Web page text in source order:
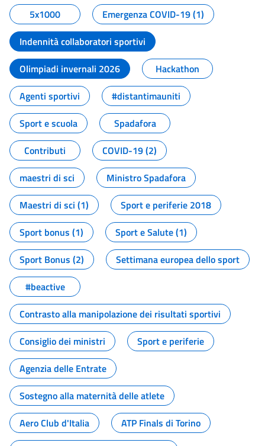
5x1000
Emergenza COVID-19 (1)
Indennità collaboratori sportivi
Olimpiadi invernali 2026
Hackathon
Agenti sportivi
#distantimauniti
Sport e scuola
Spadafora
Contributi
COVID-19 (2)
maestri di sci
Ministro Spadafora
Maestri di sci (1)
Sport e periferie 2018
Sport bonus (1)
Sport e Salute (1)
Sport Bonus (2)
Settimana europea dello sport
#beactive
Contrasto alla manipolazione dei risultati sportivi
Consiglio dei ministri
Sport e periferie
Agenzia delle Entrate
Sostegno alla maternità delle atlete
Aero Club d'Italia
ATP Finals di Torino